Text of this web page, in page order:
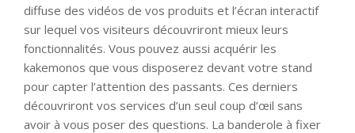
diffuse des vidéos de vos produits et l’écran interactif
sur lequel vos visiteurs découvriront mieux leurs
fonctionnalités. Vous pouvez aussi acquérir les
kakemonos que vous disposerez devant votre stand
pour capter l’attention des passants. Ces derniers
découvriront vos services d’un seul coup d’œil sans
avoir à vous poser des questions. La banderole à fixer